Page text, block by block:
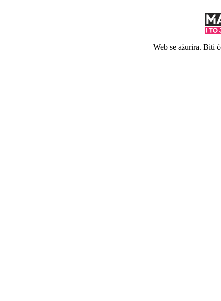
Web se ažurira. Biti